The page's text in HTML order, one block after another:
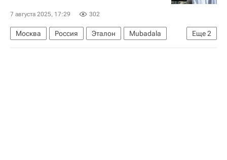
7 августа 2025, 17:29 302
Еще2
Москва Россия Эталон
Mubadala
Эталон групп
Девелоперы